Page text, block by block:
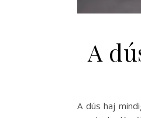
A
A dús haj